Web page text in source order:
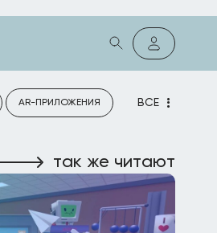
AR-ПРИЛОЖЕНИЯ ВСЕ
так же читают